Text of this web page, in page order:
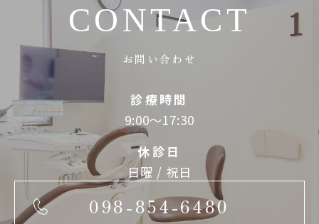
CONTACT
お問い合わせ
診療時間
9:00～17:30
休診日
日曜 / 祝日
098-854-6480